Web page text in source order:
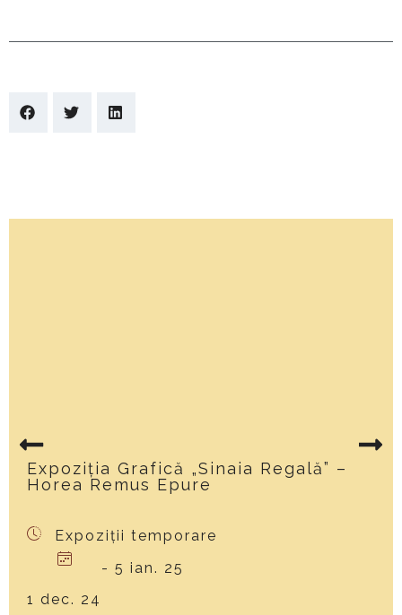
Expoziția Grafică „Sinaia Regală” –
Horea Remus Epure
Expoziții temporare
1 dec. 24
- 5 ian. 25